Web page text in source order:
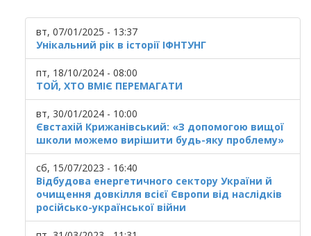
вт, 07/01/2025 - 13:37
Унікальний рік в історії ІФНТУНГ
пт, 18/10/2024 - 08:00
ТОЙ, ХТО ВМІЄ ПЕРЕМАГАТИ
вт, 30/01/2024 - 10:00
Євстахій Крижанівський: «З допомогою вищої
школи можемо вирішити будь-яку проблему»
сб, 15/07/2023 - 16:40
Відбудова енергетичного сектору України й
очищення довкілля всієї Європи від наслідків
російсько-української війни